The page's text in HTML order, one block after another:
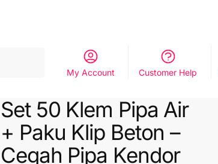
My Account Customer Help
Set 50 Klem Pipa Air
+ Paku Klip Beton –
Cegah Pipa Kendor